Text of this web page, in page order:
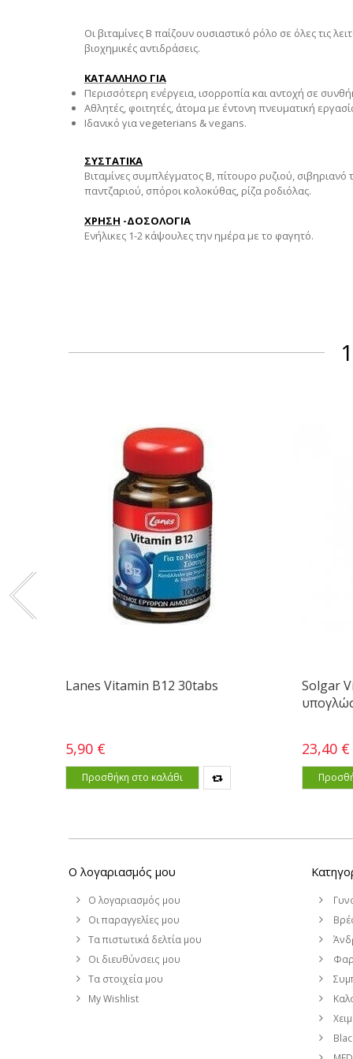
Οι βιταμίνες Β παίζουν ουσιαστικό ρόλο σε όλες τις
βιοχημικές αντιδράσεις.
ΚΑΤΑΛΛΗΛΟ ΓΙΑ
Περισσότερη ενέργεια, ισορροπία και αντοχή σε
Αθλητές, φοιτητές, άτομα με έντονη πνευματική
Ιδανικό για vegeterians & vegans.
ΣΥΣΤΑΤΙΚΑ
Βιταμίνες συμπλέγματος Β, πίτουρο ρυζιού,
παντζαριού, σπόροι κολοκύθας, ρίζα ροδιόλας.
ΧΡΗΣΗ -ΔΟΣΟΛΟΓΙΑ
Ενήλικες 1-2 κάψουλες την ημέρα με το φαγητό.
Lanes Vitamin B12 30tabs
5,90 €
Προσθήκη στο καλάθι
Solgar
23,40 €
Ο λογαριασμός μου
Ο λογαριασμός μου
Οι παραγγελίες μου
Τα πιστωτικά δελτία μου
Οι διευθύνσεις μου
Τα στοιχεία μου
My Wishlist